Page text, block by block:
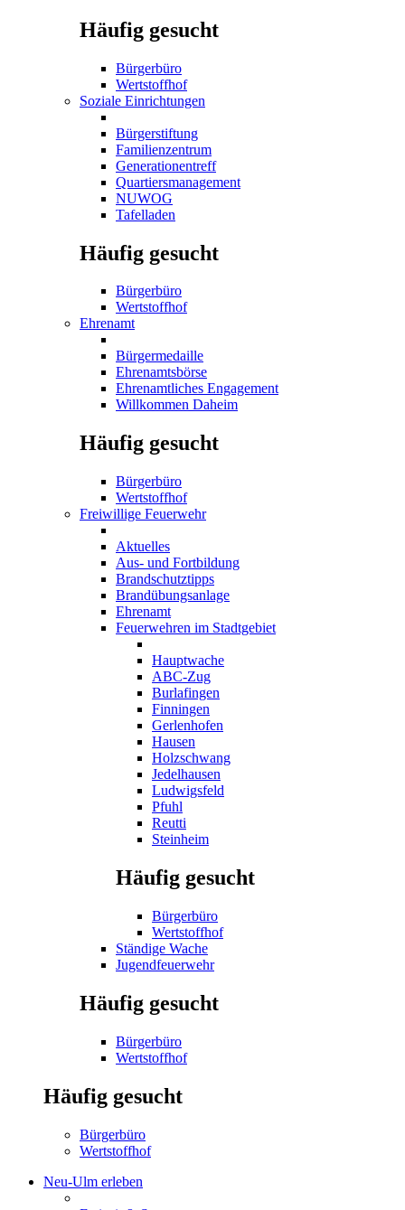
Häufig gesucht
Bürgerbüro
Wertstoffhof
Soziale Einrichtungen
Bürgerstiftung
Familienzentrum
Generationentreff
Quartiersmanagement
NUWOG
Tafelladen
Häufig gesucht
Bürgerbüro
Wertstoffhof
Ehrenamt
Bürgermedaille
Ehrenamtsbörse
Ehrenamtliches Engagement
Willkommen Daheim
Häufig gesucht
Bürgerbüro
Wertstoffhof
Freiwillige Feuerwehr
Aktuelles
Aus- und Fortbildung
Brandschutztipps
Brandübungsanlage
Ehrenamt
Feuerwehren im Stadtgebiet
Hauptwache
ABC-Zug
Burlafingen
Finningen
Gerlenhofen
Hausen
Holzschwang
Jedelhausen
Ludwigsfeld
Pfuhl
Reutti
Steinheim
Häufig gesucht
Bürgerbüro
Wertstoffhof
Ständige Wache
Jugendfeuerwehr
Häufig gesucht
Bürgerbüro
Wertstoffhof
Häufig gesucht
Bürgerbüro
Wertstoffhof
Neu-Ulm erleben